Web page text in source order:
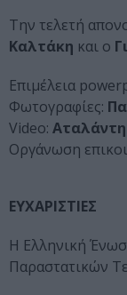
Την τελετή
Καλτάκη και ο
Επιμέλεια
Φωτογραφίες:
Video:
Οργάνωση
ΕΥΧΑΡΙΣΤΙΕΣ
Η Ελληνική
Παραστατικών